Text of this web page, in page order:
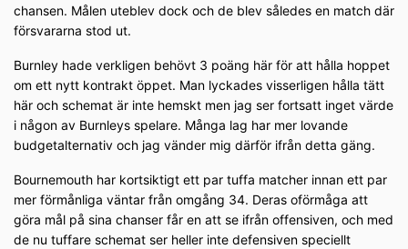
chansen. Målen uteblev dock och de blev således en match där
försvararna stod ut.
Burnley hade verkligen behövt 3 poäng här för att hålla hoppet
om ett nytt kontrakt öppet. Man lyckades visserligen hålla tätt
här och schemat är inte hemskt men jag ser fortsatt inget värde
i någon av Burnleys spelare. Många lag har mer lovande
budgetalternativ och jag vänder mig därför ifrån detta gäng.
Bournemouth har kortsiktigt ett par tuffa matcher innan ett par
mer förmånliga väntar från omgång 34. Deras oförmåga att
göra mål på sina chanser får en att se ifrån offensiven, och med
de nu tuffare schemat ser heller inte defensiven speciellt